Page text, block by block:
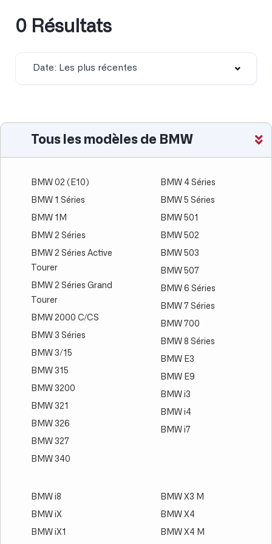
0 Résultats
Date: Les plus récentes
Tous les modèles de BMW
BMW 02 (E10)
BMW 1 Séries
BMW 1M
BMW 2 Séries
BMW 2 Séries Active
Tourer
BMW 2 Séries Grand
Tourer
BMW 2000 C/CS
BMW 3 Séries
BMW 3/15
BMW 315
BMW 3200
BMW 321
BMW 326
BMW 327
BMW 340
BMW 4 Séries
BMW 5 Séries
BMW 501
BMW 502
BMW 503
BMW 507
BMW 6 Séries
BMW 7 Séries
BMW 700
BMW 8 Séries
BMW E3
BMW E9
BMW i3
BMW i4
BMW i7
BMW i8
BMW iX
BMW iX1
BMW X3 M
BMW X4
BMW X4 M